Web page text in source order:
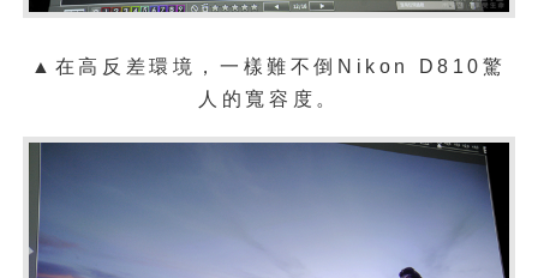
▲在高反差環境，一樣難不倒Nikon D810驚
人的寬容度。